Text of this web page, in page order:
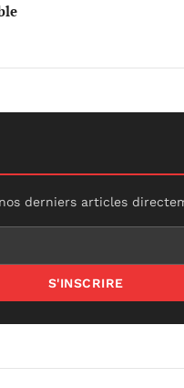
derniers articles
S'INSCRIRE